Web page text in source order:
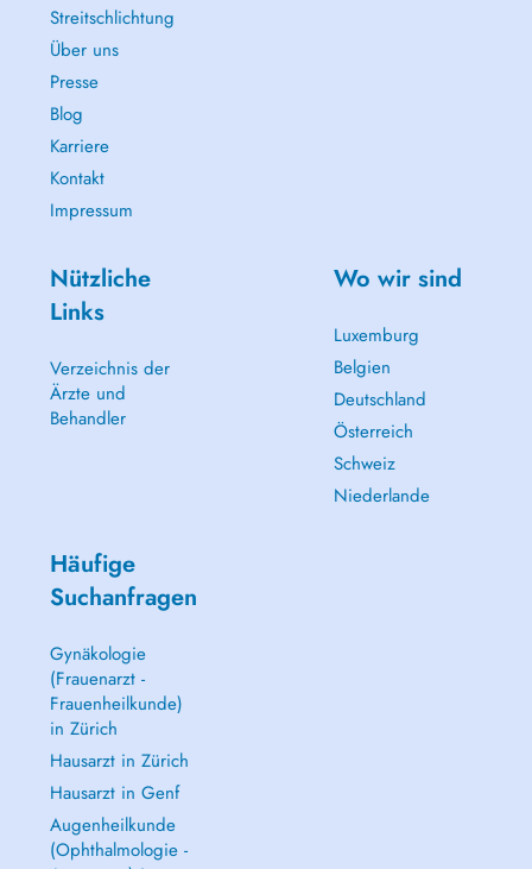
Streitschlichtung
Über uns
Presse
Blog
Karriere
Kontakt
Impressum
Nützliche
Links
Verzeichnis der
Ärzte und
Behandler
Wo wir sind
Luxemburg
Belgien
Deutschland
Österreich
Schweiz
Niederlande
Häufige
Suchanfragen
Gynäkologie
(Frauenarzt -
Frauenheilkunde)
in Zürich
Hausarzt in Zürich
Hausarzt in Genf
Augenheilkunde
(Ophthalmologie -